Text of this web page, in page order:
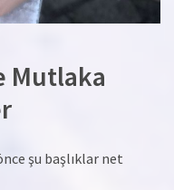
Mutlaka
şu başlıklar net